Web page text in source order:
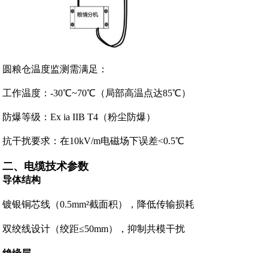
圆粮仓温度监测需满足：
工作温度：-30℃~70℃（局部高温点达85℃）
防爆等级：Ex ia IIB T4（粉尘防爆）
抗干扰要求：在10kV/m电磁场下误差<0.5℃
二、电缆技术参数
导体结构
镀银铜芯线（0.5mm²截面积），降低传输损耗
双绞线设计（绞距≤50mm），抑制共模干扰